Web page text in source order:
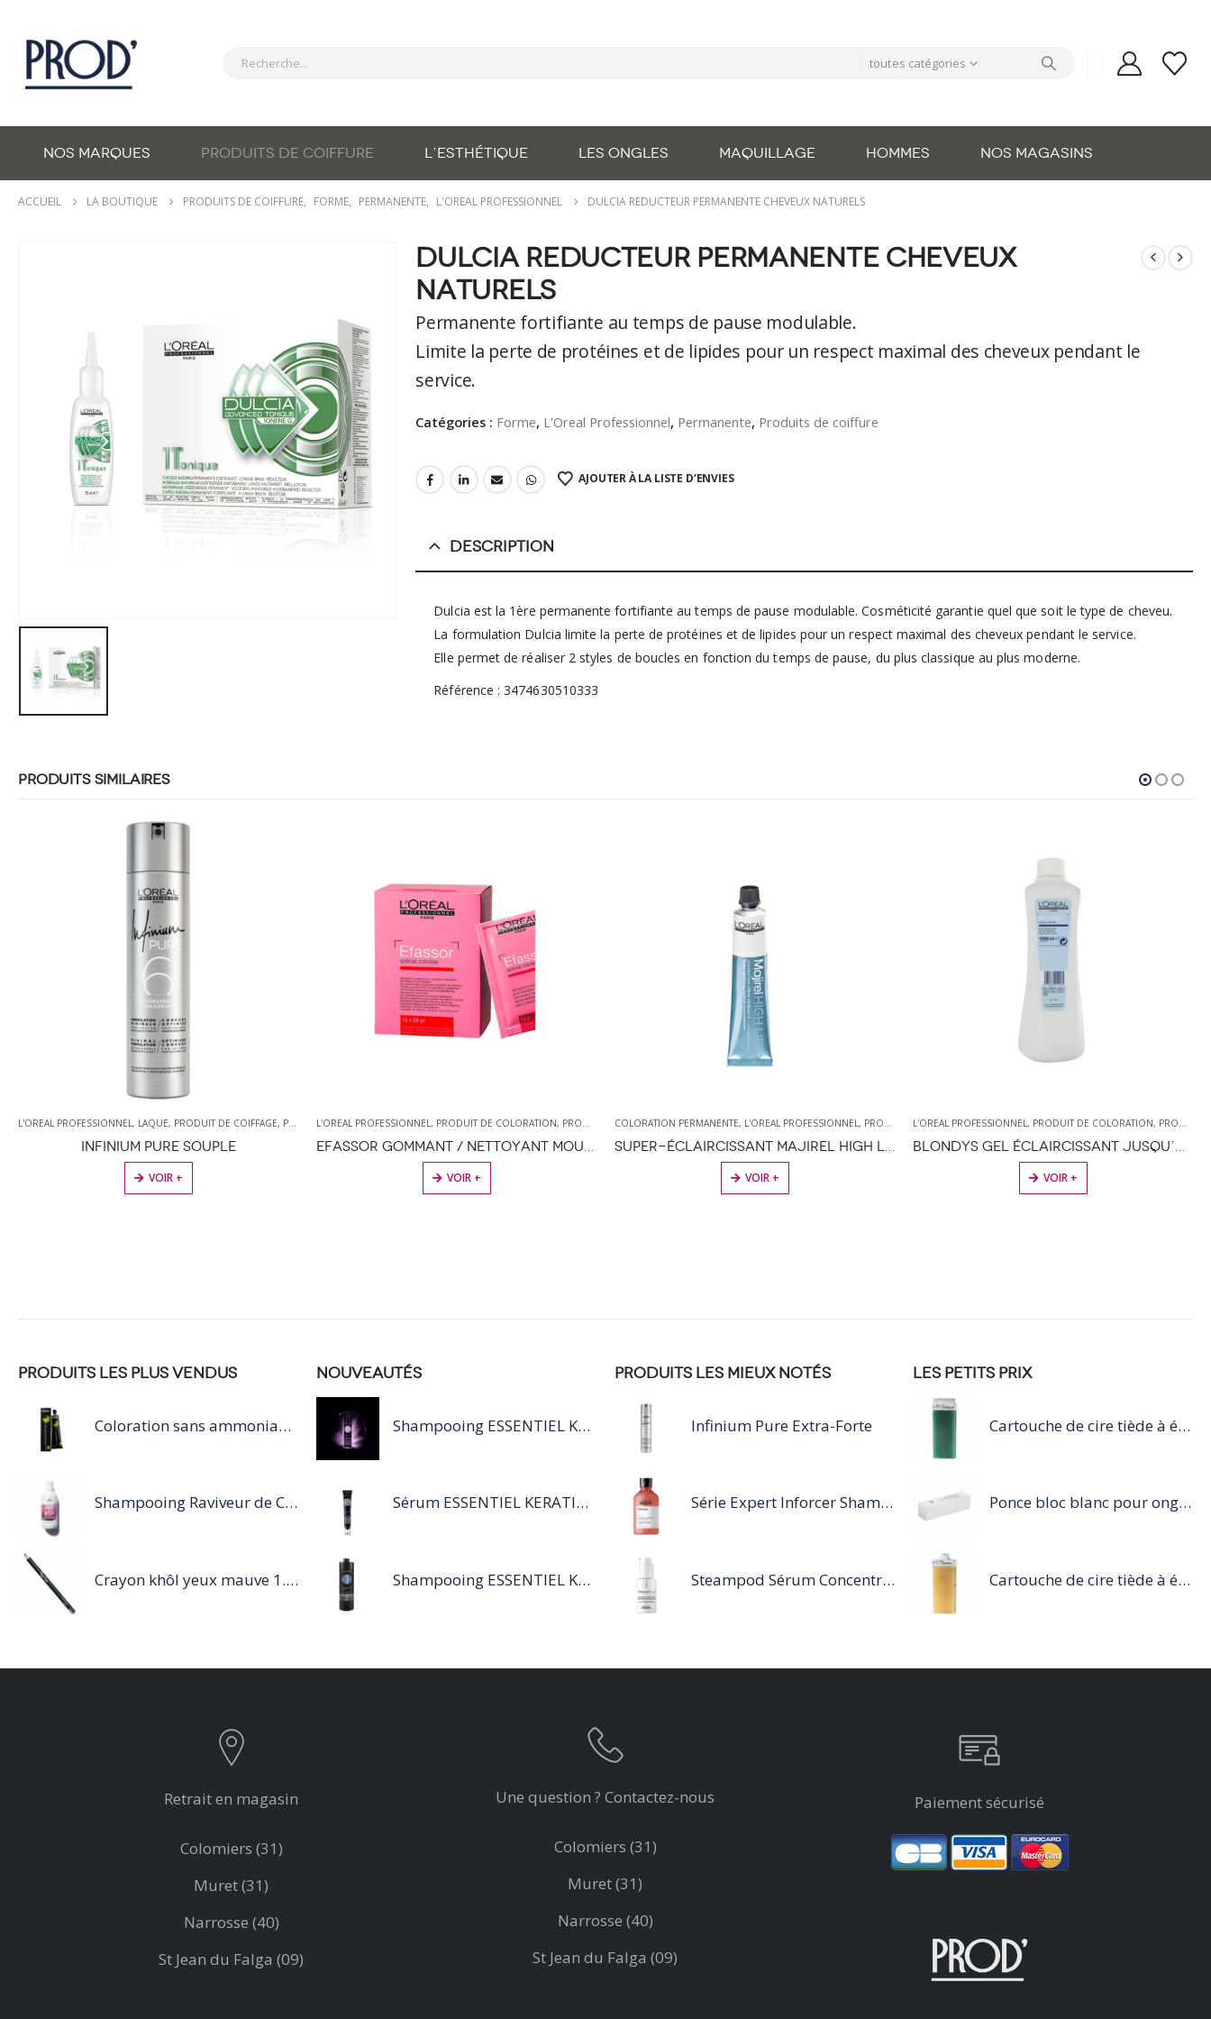
toutes catégories
NOS MARQUES PRODUITS DE COIFFURE L’ESTHÉTIQUE LES ONGLES MAQUILLAGE HOMMES NOS MAGASINS
ACCUEIL LA BOUTIQUE PRODUITS DE COIFFURE, FORME, PERMANENTE, L'OREAL PROFESSIONNEL DULCIA REDUCTEUR PERMANENTE CHEVEUX NATURELS
Dulcia Reducteur Permanente Cheveux
Naturels
Permanente fortifiante au temps de pause modulable.
Limite la perte de protéines et de lipides pour un respect maximal des cheveux pendant le
service.
Catégories : Forme, L'Oreal Professionnel, Permanente, Produits de coiffure
AJOUTER À LA LISTE D’ENVIES
DESCRIPTION
Dulcia est la 1ère permanente fortifiante au temps de pause modulable. Cosméticité garantie quel que soit le type de cheveu.
La formulation Dulcia limite la perte de protéines et de lipides pour un respect maximal des cheveux pendant le service.
Elle permet de réaliser 2 styles de boucles en fonction du temps de pause, du plus classique au plus moderne.
Référence : 3474630510333
PRODUITS SIMILAIRES
,PRODUITS DÉCOLORANTS
L'OREAL PROFESSIONNEL, LAQUE, PRODUIT DE COIFFAGE, PRODUITS DE COIFFURE
INFINIUM PURE SOUPLE
VOIR +
CE PRODUIT A PLUSIEURS VARIATIONS. LES OPTIONS PEUVENT ÊTRE CHOISIES SUR LA PAGE DU PRODUIT
L'OREAL PROFESSIONNEL, PRODUIT DE COLORATION, PRODUITS DE COIFFURE , PRODUITS DÉCOLORANTS
EFASSOR GOMMANT / NETTOYANT MOUSSANT POUR COLORATION D’OXYDATION
VOIR +
COLORATION PERMANENTE, L'OREAL PROFESSIONNEL, PRODUIT DE COLORATION ,PRODUITS DE COIFFURE
SUPER-ÉCLAIRCISSANT MAJIREL HIGH LIFT 50ML
VOIR +
CE PRODUIT A PLUSIEURS VARIATIONS. LES OPTIONS PEUVENT ÊTRE CHOISIES SUR LA PAGE DU PRODUIT
L'OREAL PROFESSIONNEL, PRODUIT DE COLORATION, PRODUITS DE COIFFURE
BLONDYS GEL ÉCLAIRCISSANT JUSQU’À 6 TONS 1000 ML
VOIR +
PRODUITS LES PLUS VENDUS
Coloration sans ammoniaque Inoa / 60ML
Shampooing Raviveur de Couleur 300 ml Rose de Schwarzkopf Professional
Crayon khôl yeux mauve 1.14g
NOUVEAUTÉS
Shampooing ESSENTIEL KERATIN SILVER 250ML
Sérum ESSENTIEL KERATIN SENSITIVE 40 ML
Shampooing ESSENTIEL KERATIN SENSITIVE 1L
PRODUITS LES MIEUX NOTÉS
Infinium Pure Extra-Forte
Série Expert Inforcer Shampoing
Steampod Sérum Concentré Protection Pointes et finition
LES PETITS PRIX
Cartouche de cire tiède à épiler 100ml vert
Ponce bloc blanc pour ongles
Cartouche de cire tiède à épiler 100ml miel
Retrait en magasin
Colomiers (31)
Muret (31)
Narrosse (40)
St Jean du Falga (09)
Une question ? Contactez-nous
Colomiers (31)
Muret (31)
Narrosse (40)
St Jean du Falga (09)
Paiement sécurisé